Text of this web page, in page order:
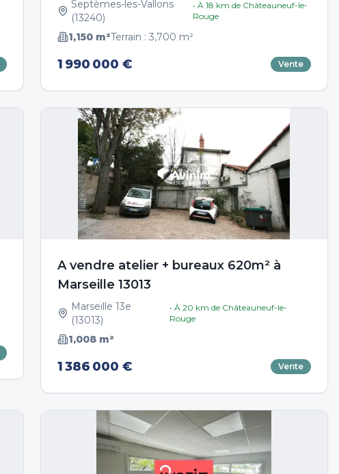
Septèmes-les-Vallons
(13240)
• À18 km de Châteauneuf-le-
Rouge
1,150m²Terrain : 3,700 m²
1 990 000 € Vente
A vendre atelier + bureaux 620m² à
Marseille 13013
Marseille 13e
(13013)
• À20 km de Châteauneuf-le-
Rouge
1,008m²
1 386 000 € Vente